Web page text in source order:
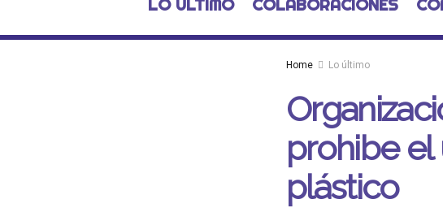
LO ÚLTIMO COLABORACIONES
Home Lo último
prohibe
plástico